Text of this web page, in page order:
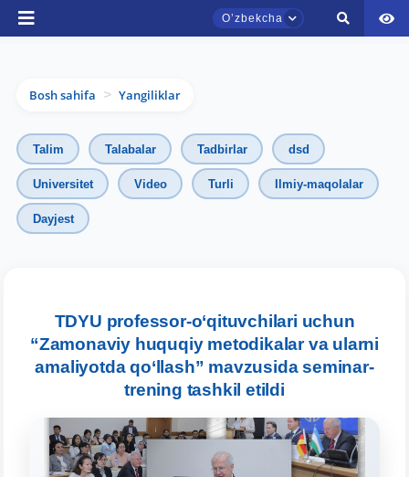
Oʼzbekcha
Bosh sahifa > Yangiliklar
Talim Talabalar Tadbirlar dsd
Universitet Video Turli Ilmiy-maqolalar
Dayjest
TDYU professor-o‘qituvchilari uchun
“Zamonaviy huquqiy metodikalar va ularni
amaliyotda qo‘llash” mavzusida seminar-
trening tashkil etildi
TDYU qabul murojaatlari chati
chatiga xush kelibsiz.
Qabul bo'yicha murojaatlaringizni ushbu
chatda qoldiring.
Mavzuni tanlang — keyin shu mavzudagi aniq
savollar chiqadi: